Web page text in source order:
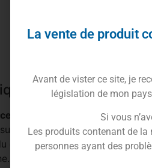
avec le Peach
offre une dualité aromatique
charnues et gorgées
citron vert(lime), qui apporte
La vente de produit
Avant de vister ce site, je
législation de mon
Si vous
Les produits contenant de
personnes ayant des